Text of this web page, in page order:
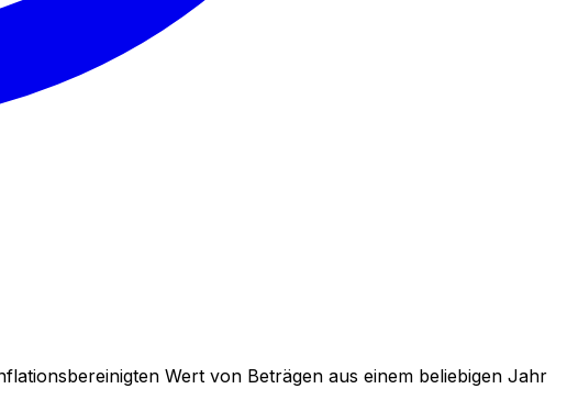
Wert von Beträgen aus einem beliebigen Jahr